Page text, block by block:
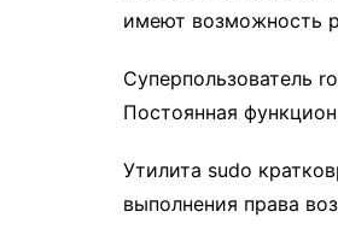
имеют возможность
Суперпользователь
Постоянная
Утилита sudo
выполнения права